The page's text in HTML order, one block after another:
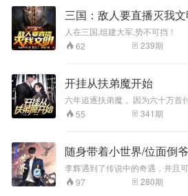
来的海贼，一个个都成了让海军
做为海军战力天花板的卡普：当初
解决洛克斯的时候，没有连那个
洛克斯海贼团解体，众人分道扬镳
玲：ma~mama~雷纳，来我的船
人！ 金狮子史基：雷纳！不要被
胡子虽然实力强劲，但是他没有
多虽然有野心，但他们就是两个
这里吧！我们一起征服世界！ 雷
三国：敌人要直播灭我文
人在三国,组建大军,势不可挡！
62
239期
开挂从扶弟魔开始
六年追逐扶弟魔， 因为六十万首
老子偏要六分钟忘掉你个扶弟魔
挂打脸你！ 扶弟魔，你就是肠子
55 341期
随身带着小世界/位面倒
双播
李辉遇到了传说中的奇遇，并且可
两个位面。 位面供应商？No！没有系统傍身？不
怕！ 李辉发现所在的竟然是一个仙侠位面，嗯！
97 280期